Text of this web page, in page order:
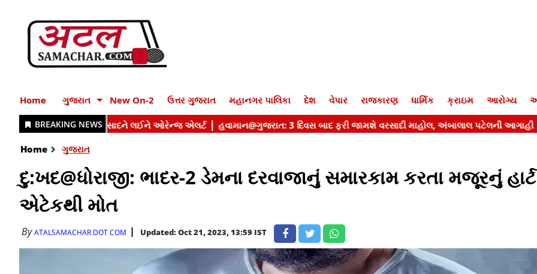
Home ગુજરાત New On-2 ઉત્તર ગુજરાત મહાનગર પાલિકા દેશ વેપાર રાજકારણ ધાર્મિક ક્રાઇમ આરોગ્ય
Home ગુજરાત
દુ:ખદ@ધોરાજી: ભાદર-2 ડેમના દરવાજાનું સમારકામ કરતા મજૂરનું હાર્ટ
એટેકથી મોત
ByATALSAMACHAR DOT COM Updated: Oct 21, 2023, 13:59 IST